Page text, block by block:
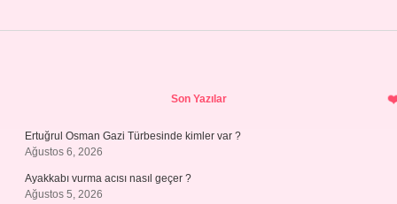
Son Yazılar
Ertuğrul Osman Gazi Türbesinde kimler var ?
Ağustos 6, 2026
Ayakkabı vurma acısı nasıl geçer ?
Ağustos 5, 2026